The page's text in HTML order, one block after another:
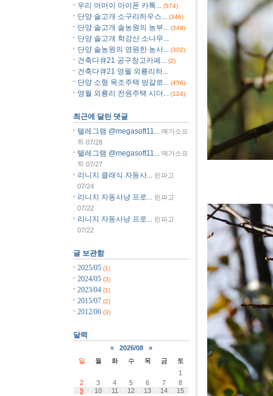
우리 어머이 아이폰 카톡... (574)
단양 솔고개 소구리하우스... (346)
단양 솔고개 솔농원의 농부... (349)
단양 솔고개 학강산 소나무...
단양 솔농원의 영원한 농사...
(302)
건축다큐21 공구창고카페... (2)
건축다큐21 영월 외룡리하...
단양 소형 목조주택 방갈로...
(456)
영월 외룡리 전원주택 시더... (124)
최근에 달린 댓글
텔레그램 @megasoft11...
매가소프
트 07/28
텔레그램 @megasoft11... 매가소프
트 07/27
리니지 클래식 자동사...
린파고
07/24
리니지 자동사냥 프로...
린파고
07/22
리니지 자동사냥 프로...
린파고
07/22
글 보관함
2025/05 (1)
2024/05 (3)
2023/04 (1)
2015/07 (2)
2012/06 (3)
달력
« 2026/08
»
일
월 화 수 목 금
토
1
2
3 4 5 6 7
8
9
10 11 12 13 14
15